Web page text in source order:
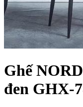
Ghế
đen GHX-